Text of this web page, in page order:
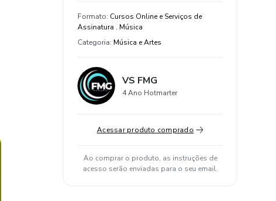
Formato: Cursos Online e Serviços de
Assinatura . Música
Categoria: Música e Artes
VS FMG
4 Ano Hotmarter
Acessar produto comprado
Ao comprar o produto, as instruções de
acesso serão enviadas para o seu email.